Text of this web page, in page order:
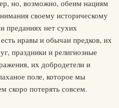
но, возможно, обеим нациям
своему историческому
преданиях нет сухих
нравы и обычаи предков, их
праздники и религиозные
их добродетели и
поле, которое мы
скоро потерять совсем.